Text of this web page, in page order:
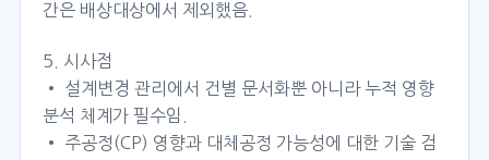
간은 배상대상에서 제외했음.
5. 시사점
• 설계변경 관리에서 건별 문서화뿐 아니라 누적 영향
분석 체계가 필수임.
• 주공정(CP) 영향과 대체공정 가능성에 대한 기술 검